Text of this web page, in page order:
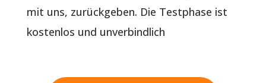
mit uns, zurückgeben. Die Testphase ist
kostenlos und unverbindlich